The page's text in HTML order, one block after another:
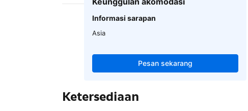
Informasi sarapan
Asia
Pesan sekarang
Ketersediaan